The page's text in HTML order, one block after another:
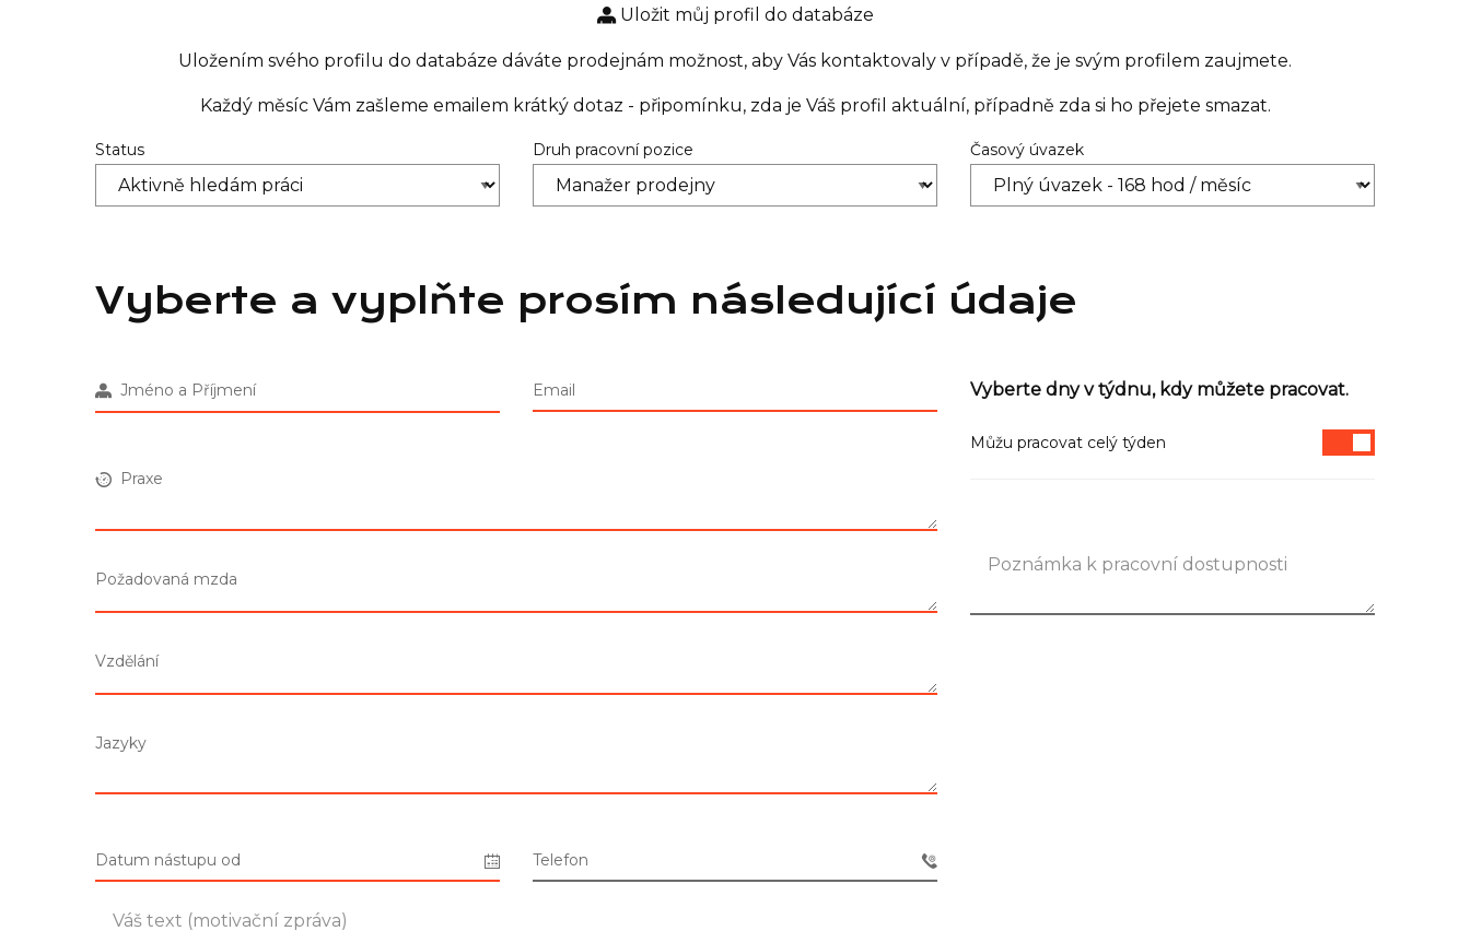
Uložit můj profil do databáze
Uložením svého profilu do databáze dáváte prodejnám možnost, aby Vás kontaktovaly v případě, že je svým profilem zaujmete.
Každý měsíc Vám zašleme emailem krátký dotaz - připomínku, zda je Váš profil aktuální, případně zda si ho přejete smazat.
Status Druh pracovní pozice Časový úvazek
Vyberte a vyplňte prosím následující údaje
Jméno a Příjmení Email
Praxe
Požadovaná mzda
Vzdělání
Jazyky
Datum nástupu od Telefon
Vyberte dny v týdnu, kdy můžete pracovat.
Můžu pracovat celý týden